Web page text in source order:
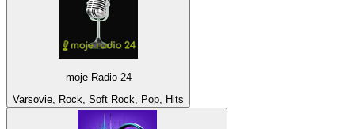
moje Radio 24
Varsovie, Rock, Soft Rock, Pop, Hits